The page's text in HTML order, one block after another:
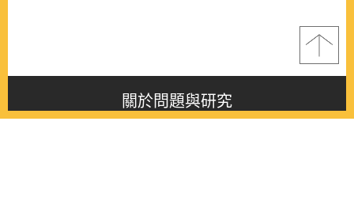
關於問題與研究
About this journal